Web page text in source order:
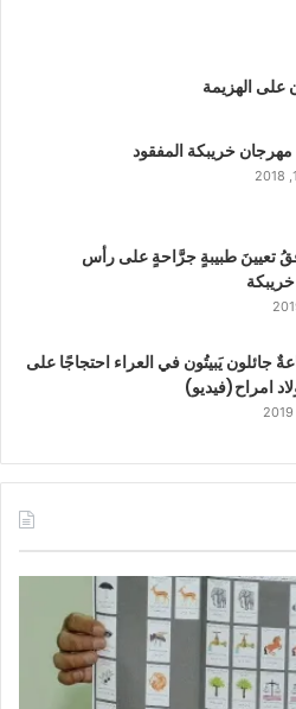
خريبكة المفقود
تعيينَ طبيبةٍ جرَّاحةٍ على رأس
جائلون يَبيتُون في العراء احتجاجًا على
امراح(فيديو)